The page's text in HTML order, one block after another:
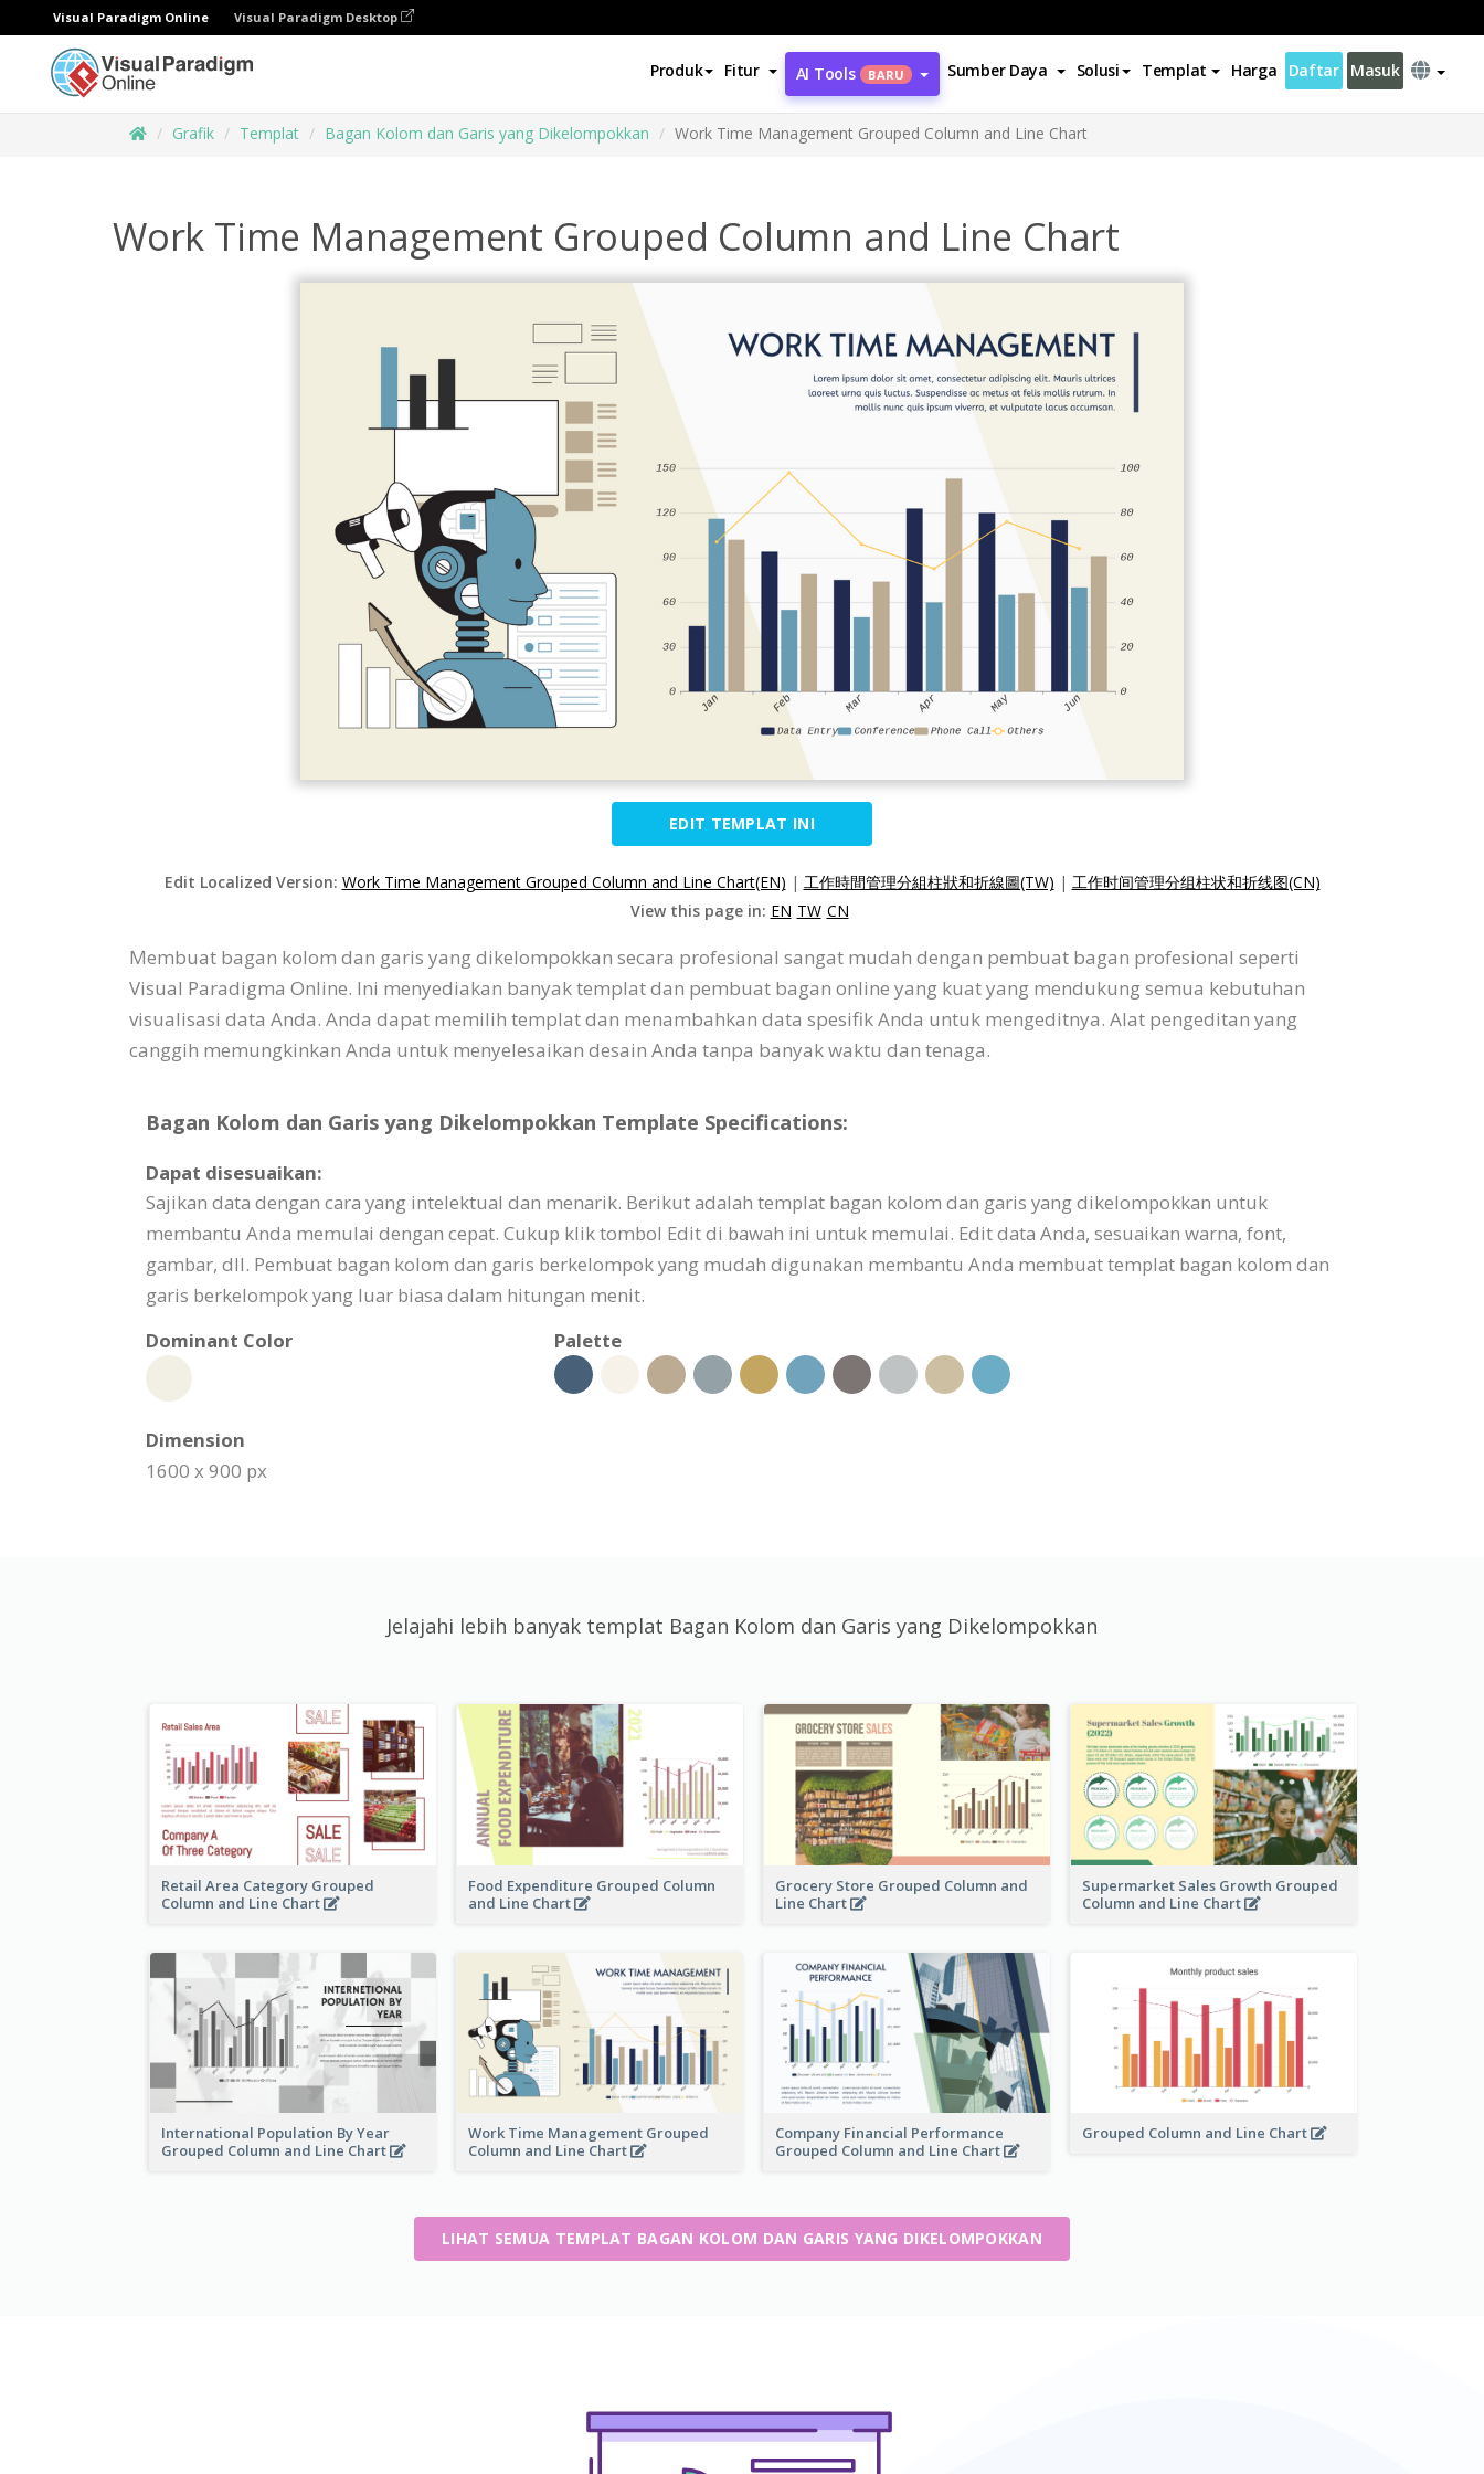
Visual Paradigm Online Visual Paradigm Desktop
Produk Fitur AI Tools BARU Sumber Daya Solusi Templat Harga Daftar Masuk
Grafik Templat Bagan Kolom dan Garis yang Dikelompokkan Work Time Management Grouped Column and Line Chart
Work Time Management Grouped Column and Line Chart
EDIT TEMPLAT INI
Edit Localized Version: Work Time Management Grouped Column and Line Chart(EN) | 工作時間管理分組柱狀和折線圖(TW) | 工作时间管理分组柱状和折线图(CN)
View this page in: EN TW CN
Membuat bagan kolom dan garis yang dikelompokkan secara profesional sangat mudah dengan pembuat bagan profesional seperti
Visual Paradigma Online. Ini menyediakan banyak templat dan pembuat bagan online yang kuat yang mendukung semua kebutuhan
visualisasi data Anda. Anda dapat memilih templat dan menambahkan data spesifik Anda untuk mengeditnya. Alat pengeditan yang
canggih memungkinkan Anda untuk menyelesaikan desain Anda tanpa banyak waktu dan tenaga.
Bagan Kolom dan Garis yang Dikelompokkan Template Specifications:
Dapat disesuaikan:
Sajikan data dengan cara yang intelektual dan menarik. Berikut adalah templat bagan kolom dan garis yang dikelompokkan untuk
membantu Anda memulai dengan cepat. Cukup klik tombol Edit di bawah ini untuk memulai. Edit data Anda, sesuaikan warna, font,
gambar, dll. Pembuat bagan kolom dan garis berkelompok yang mudah digunakan membantu Anda membuat templat bagan kolom dan
garis berkelompok yang luar biasa dalam hitungan menit.
Dominant Color
Palette
Dimension
1600 x 900 px
Jelajahi lebih banyak templat Bagan Kolom dan Garis yang Dikelompokkan
Retail Area Category Grouped
Column and Line Chart
Food Expenditure Grouped Column
and Line Chart
Grocery Store Grouped Column and
Line Chart
Supermarket Sales Growth Grouped
Column and Line Chart
International Population By Year
Grouped Column and Line Chart
Work Time Management Grouped
Column and Line Chart
Company Financial Performance
Grouped Column and Line Chart
Grouped Column and Line Chart
LIHAT SEMUA TEMPLAT BAGAN KOLOM DAN GARIS YANG DIKELOMPOKKAN